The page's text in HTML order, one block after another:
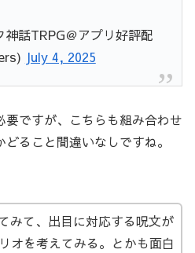
話TRPG＠アプリ好評配
July 4, 2025
ですが、こちらも組み合わせ
ること間違いなしですね。
みて、出目に対応する呪文が
オを考えてみる。とかも面白